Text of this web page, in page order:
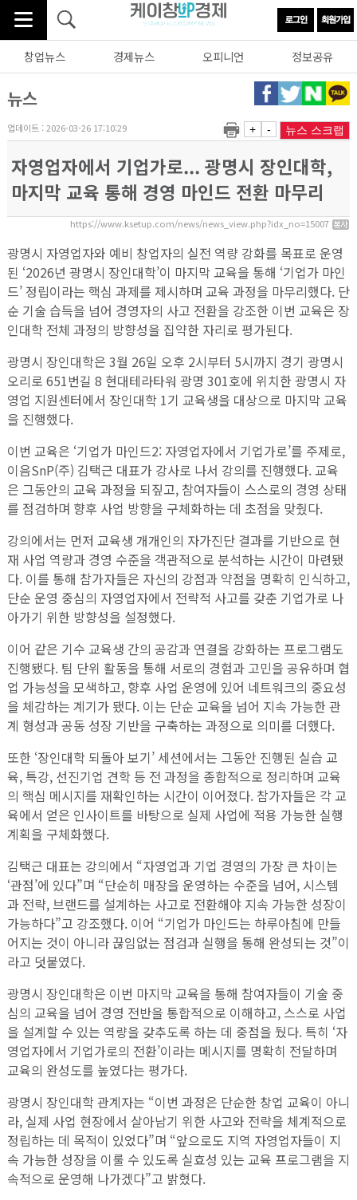
창업뉴스 경제뉴스 오피니언 정보공유
뉴스
업데이트 : 2026-03-26 17:10:29 + - 뉴스 스크랩
자영업자에서 기업가로... 광명시 장인대학,
마지막 교육 통해 경영 마인드 전환 마무리
https://www.ksetup.com/news/news_view.php?idx_no=15007
광명시 자영업자와 예비 창업자의 실전 역량 강화를 목표로 운영
된 ‘2026년 광명시 장인대학’이 마지막 교육을 통해 ‘기업가 마인
드’ 정립이라는 핵심 과제를 제시하며 교육 과정을 마무리했다. 단
순 기술 습득을 넘어 경영자의 사고 전환을 강조한 이번 교육은 장
인대학 전체 과정의 방향성을 집약한 자리로 평가된다.
광명시 장인대학은 3월 26일 오후 2시부터 5시까지 경기 광명시
오리로 651번길 8 현대테라타워 광명 301호에 위치한 광명시 자
영업 지원센터에서 장인대학 1기 교육생을 대상으로 마지막 교육
을 진행했다.
이번 교육은 ‘기업가 마인드2: 자영업자에서 기업가로’를 주제로,
이음SnP(주) 김택근 대표가 강사로 나서 강의를 진행했다. 교육
은 그동안의 교육 과정을 되짚고, 참여자들이 스스로의 경영 상태
를 점검하며 향후 사업 방향을 구체화하는 데 초점을 맞췄다.
강의에서는 먼저 교육생 개개인의 자가진단 결과를 기반으로 현
재 사업 역량과 경영 수준을 객관적으로 분석하는 시간이 마련됐
다. 이를 통해 참가자들은 자신의 강점과 약점을 명확히 인식하고,
단순 운영 중심의 자영업자에서 전략적 사고를 갖춘 기업가로 나
아가기 위한 방향성을 설정했다.
이어 같은 기수 교육생 간의 공감과 연결을 강화하는 프로그램도
진행됐다. 팀 단위 활동을 통해 서로의 경험과 고민을 공유하며 협
업 가능성을 모색하고, 향후 사업 운영에 있어 네트워크의 중요성
을 체감하는 계기가 됐다. 이는 단순 교육을 넘어 지속 가능한 관
계 형성과 공동 성장 기반을 구축하는 과정으로 의미를 더했다.
또한 ‘장인대학 되돌아 보기’ 세션에서는 그동안 진행된 실습 교
육, 특강, 선진기업 견학 등 전 과정을 종합적으로 정리하며 교육
의 핵심 메시지를 재확인하는 시간이 이어졌다. 참가자들은 각 교
육에서 얻은 인사이트를 바탕으로 실제 사업에 적용 가능한 실행
계획을 구체화했다.
김택근 대표는 강의에서 “자영업과 기업 경영의 가장 큰 차이는
‘관점’에 있다”며 “단순히 매장을 운영하는 수준을 넘어, 시스템
과 전략, 브랜드를 설계하는 사고로 전환해야 지속 가능한 성장이
가능하다”고 강조했다. 이어 “기업가 마인드는 하루아침에 만들
어지는 것이 아니라 끊임없는 점검과 실행을 통해 완성되는 것”이
라고 덧붙였다.
광명시 장인대학은 이번 마지막 교육을 통해 참여자들이 기술 중
심의 교육을 넘어 경영 전반을 통합적으로 이해하고, 스스로 사업
을 설계할 수 있는 역량을 갖추도록 하는 데 중점을 뒀다. 특히 ‘자
영업자에서 기업가로의 전환’이라는 메시지를 명확히 전달하며
교육의 완성도를 높였다는 평가다.
광명시 장인대학 관계자는 “이번 과정은 단순한 창업 교육이 아니
라, 실제 사업 현장에서 살아남기 위한 사고와 전략을 체계적으로
정립하는 데 목적이 있었다”며 “앞으로도 지역 자영업자들이 지
속 가능한 성장을 이룰 수 있도록 실효성 있는 교육 프로그램을 지
속적으로 운영해 나가겠다”고 밝혔다.